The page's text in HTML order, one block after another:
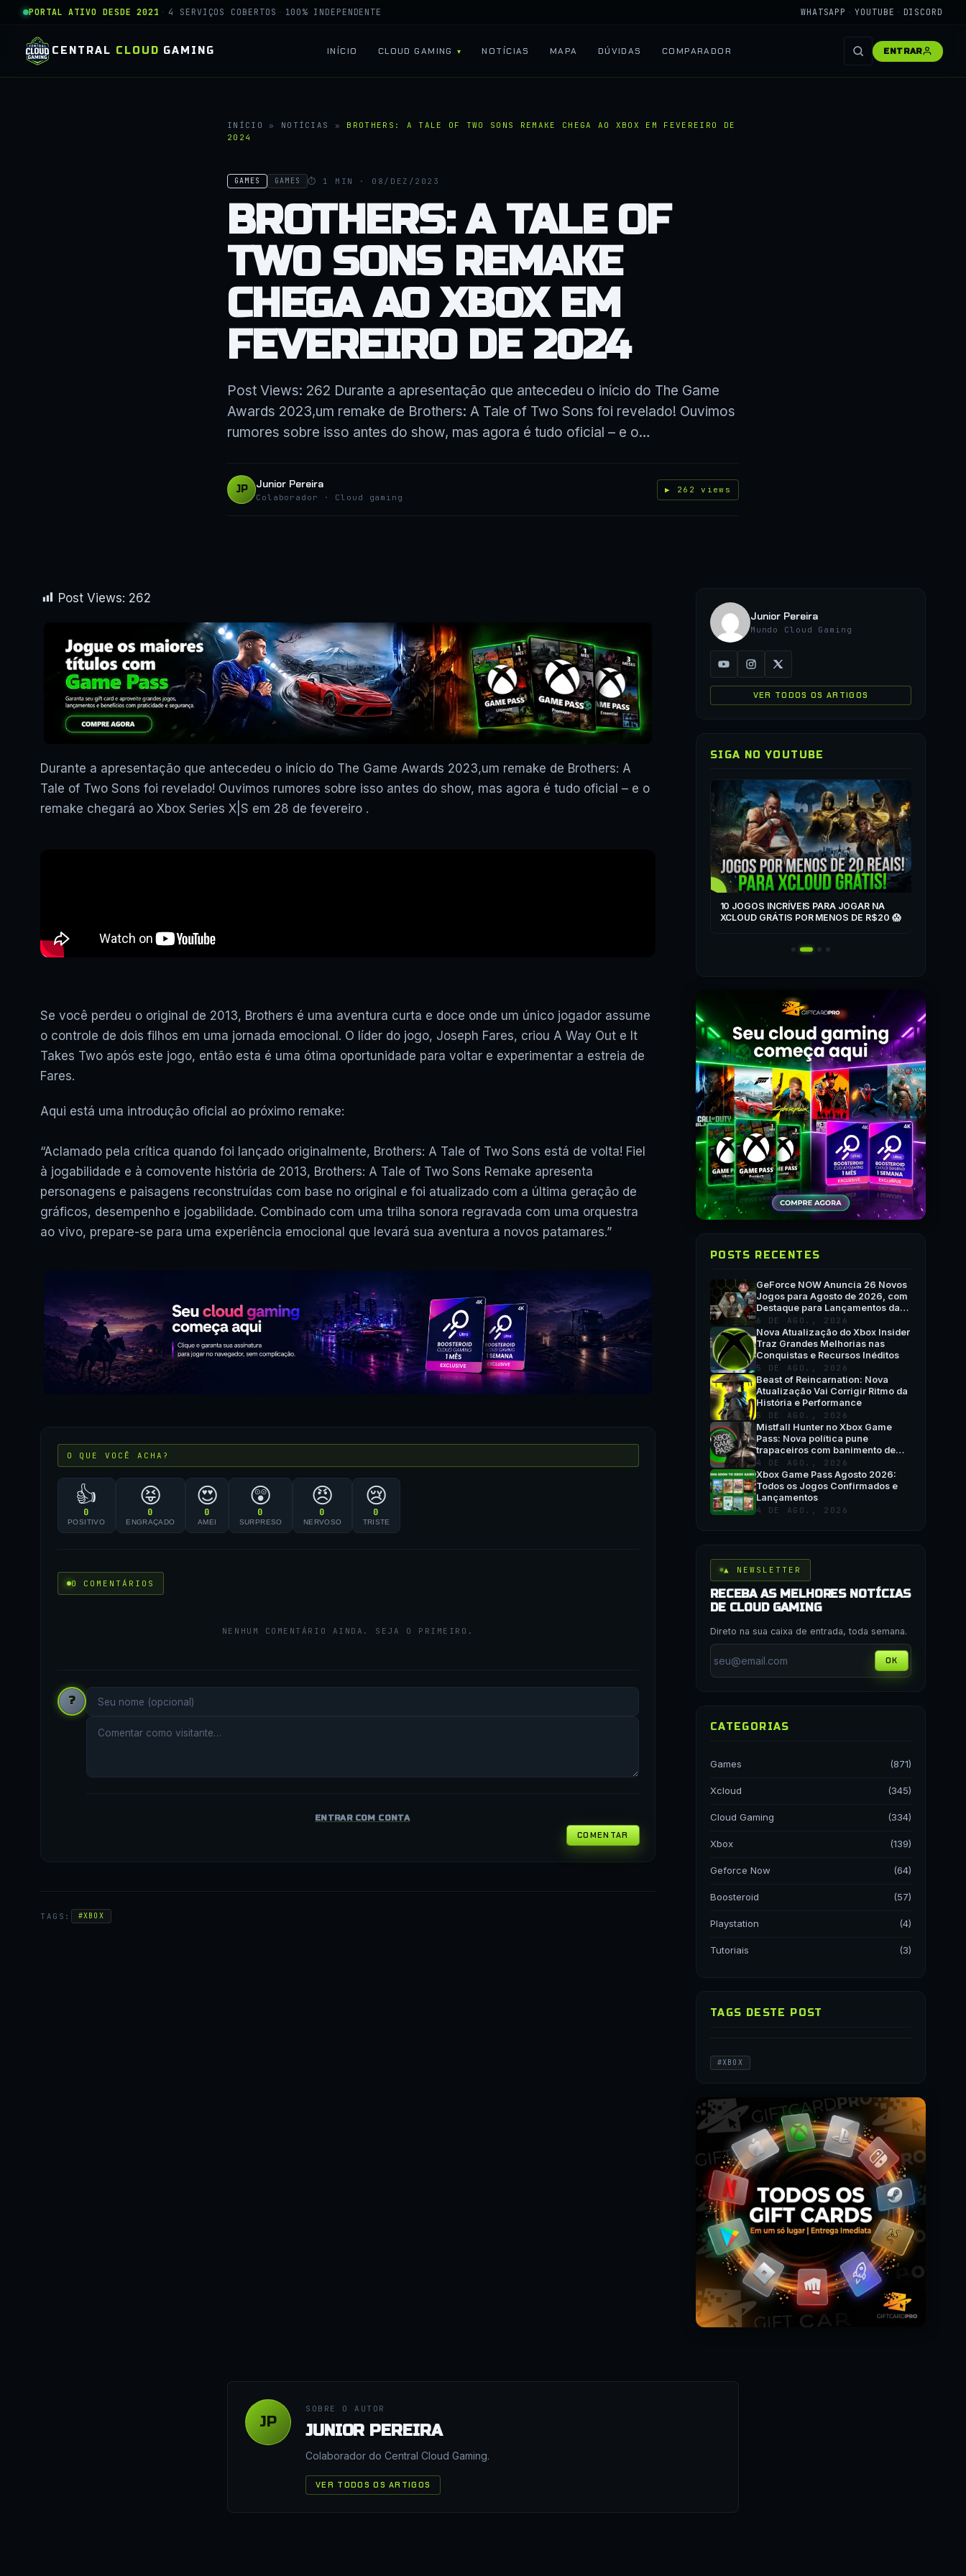
PORTAL ATIVO DESDE 2021 · 4 SERVIÇOS COBERTOS · 100% INDEPENDENTE WHATSAPP · YOUTUBE · DISCORD
CENTRAL CLOUD GAMING INÍCIO CLOUD GAMING NOTÍCIAS MAPA DÚVIDAS COMPARADOR ENTRAR
INÍCIO » NOTÍCIAS » BROTHERS: A TALE OF TWO SONS REMAKE CHEGA AO XBOX EM FEVEREIRO DE
2024
GAMES GAMES ⏱ 1 MIN · 08/DEZ/2023
BROTHERS: A TALE OF
TWO SONS REMAKE
CHEGA AO XBOX EM
FEVEREIRO DE 2024
Post Views: 262 Durante a apresentação que antecedeu o início do The Game
Awards 2023,um remake de Brothers: A Tale of Two Sons foi revelado! Ouvimos
rumores sobre isso antes do show, mas agora é tudo oficial – e o…
JP Junior Pereira
Colaborador · Cloud gaming
▶ 262 views
Post Views: 262
Durante a apresentação que antecedeu o início do The Game Awards 2023,um remake de Brothers: A
Tale of Two Sons foi revelado! Ouvimos rumores sobre isso antes do show, mas agora é tudo oficial – e o
remake chegará ao Xbox Series X|S em 28 de fevereiro .
Se você perdeu o original de 2013, Brothers é uma aventura curta e doce onde um único jogador assume
o controle de dois filhos em uma jornada emocional. O líder do jogo, Joseph Fares, criou A Way Out e It
Takes Two após este jogo, então esta é uma ótima oportunidade para voltar e experimentar a estreia de
Fares.
Aqui está uma introdução oficial ao próximo remake:
“Aclamado pela crítica quando foi lançado originalmente, Brothers: A Tale of Two Sons está de volta! Fiel
à jogabilidade e à comovente história de 2013, Brothers: A Tale of Two Sons Remake apresenta
personagens e paisagens reconstruídas com base no original e foi atualizado com a última geração de
gráficos, desempenho e jogabilidade. Combinado com uma trilha sonora regravada com uma orquestra
ao vivo, prepare-se para uma experiência emocional que levará sua aventura a novos patamares.”
O QUE VOCÊ ACHA?
👍
0
POSITIVO
😝
0
ENGRAÇADO
😍
0
AMEI
😲
0
SURPRESO
😠
0
NERVOSO
😢
0
TRISTE
0 COMENTÁRIOS
NENHUM COMENTÁRIO AINDA. SEJA O PRIMEIRO.
?
ENTRAR COM CONTA
COMENTAR
TAGS: #XBOX
Junior Pereira
Mundo Cloud Gaming
VER TODOS OS ARTIGOS
SIGA NO YOUTUBE
▶
10 JOGOS INCRÍVEIS PARA JOGAR NA
XCLOUD GRÁTIS POR MENOS DE R$20 😱
POSTS RECENTES
GeForce NOW Anuncia 26 Novos
Jogos para Agosto de 2026, com
Destaque para Lançamentos da
Semana e QuakeCon
6 DE AGO., 2026
Nova Atualização do Xbox Insider
Traz Grandes Melhorias nas
Conquistas e Recursos Inéditos
5 DE AGO., 2026
Beast of Reincarnation: Nova
Atualização Vai Corrigir Ritmo da
História e Performance
5 DE AGO., 2026
Mistfall Hunter no Xbox Game
Pass: Nova política pune
trapaceiros com banimento de
hardware
4 DE AGO., 2026
Xbox Game Pass Agosto 2026:
Todos os Jogos Confirmados e
Lançamentos
4 DE AGO., 2026
▲ NEWSLETTER
RECEBA AS MELHORES NOTÍCIAS
DE CLOUD GAMING
Direto na sua caixa de entrada, toda semana.
OK
CATEGORIAS
Games (871)
Xcloud (345)
Cloud Gaming (334)
Xbox (139)
Geforce Now (64)
Boosteroid (57)
Playstation (4)
Tutoriais (3)
TAGS DESTE POST
#XBOX
JP
SOBRE O AUTOR
JUNIOR PEREIRA
Colaborador do Central Cloud Gaming.
VER TODOS OS ARTIGOS